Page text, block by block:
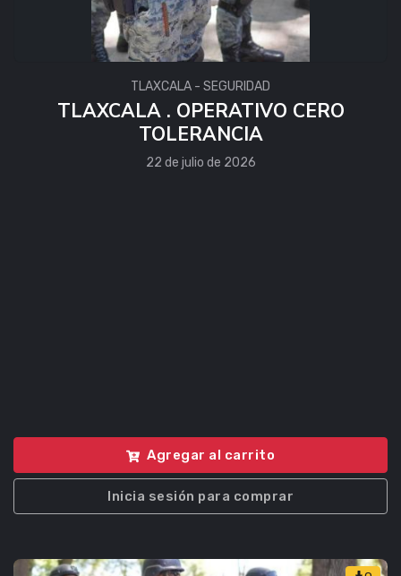
TLAXCALA - SEGURIDAD
TLAXCALA . OPERATIVO CERO
TOLERANCIA
22 de julio de 2026
Agregar al carrito
Inicia sesión para comprar